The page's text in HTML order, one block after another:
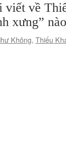
về
xưng”
Không, Thiếu